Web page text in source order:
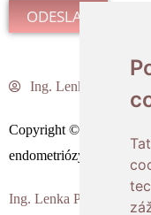
o
m
i
l
ODESLAT
Ing. Lenka Polášková
Copyright © 2026
endometriózy
Ing. Lenka Polášková –